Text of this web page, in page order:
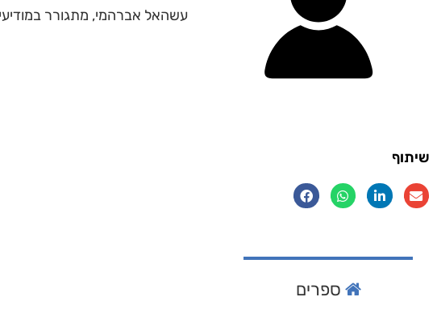
עשהאל אברהמי, מתגורר
שיתוף
ספרים